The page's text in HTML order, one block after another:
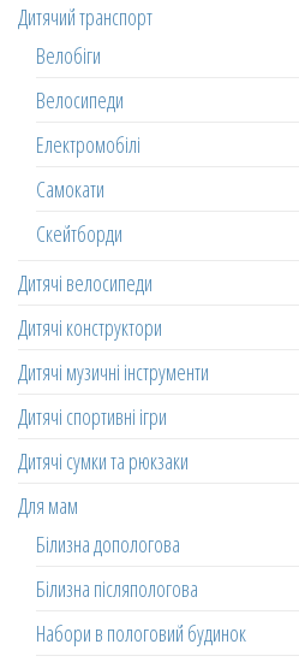
Дитячий транспорт
Велобіги
Велосипеди
Електромобілі
Самокати
Скейтборди
Дитячі велосипеди
Дитячі конструктори
Дитячі музичні інструменти
Дитячі спортивні ігри
Дитячі сумки та рюкзаки
Для мам
Білизна допологова
Білизна післяпологова
Набори в пологовий будинок